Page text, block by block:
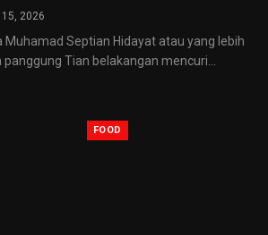
2026
Muhamad Septian Hidayat atau yang lebih
panggung Tian belakangan mencuri
FOOD